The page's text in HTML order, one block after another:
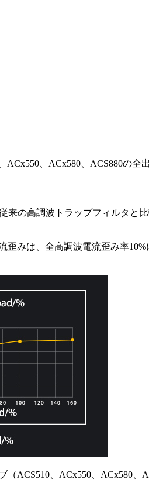
、ACx580、ACS880の全
の高調波トラップフィルタと
みは、全高調波電流歪み率
ACS510、ACx550、ACx580